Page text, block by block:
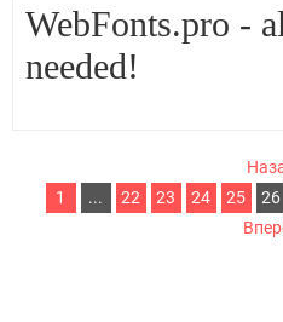
1
... 22 23 24 25 26